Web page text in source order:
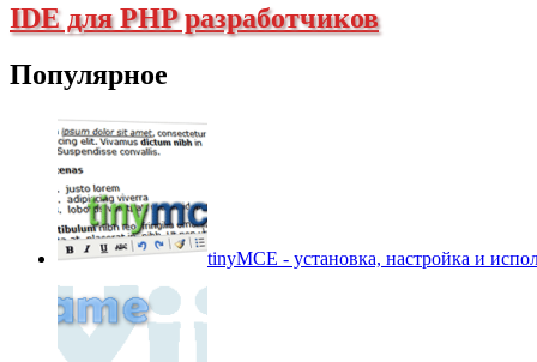
IDE для PHP разработчиков
Популярное
tinyMCE - установка, настройка и